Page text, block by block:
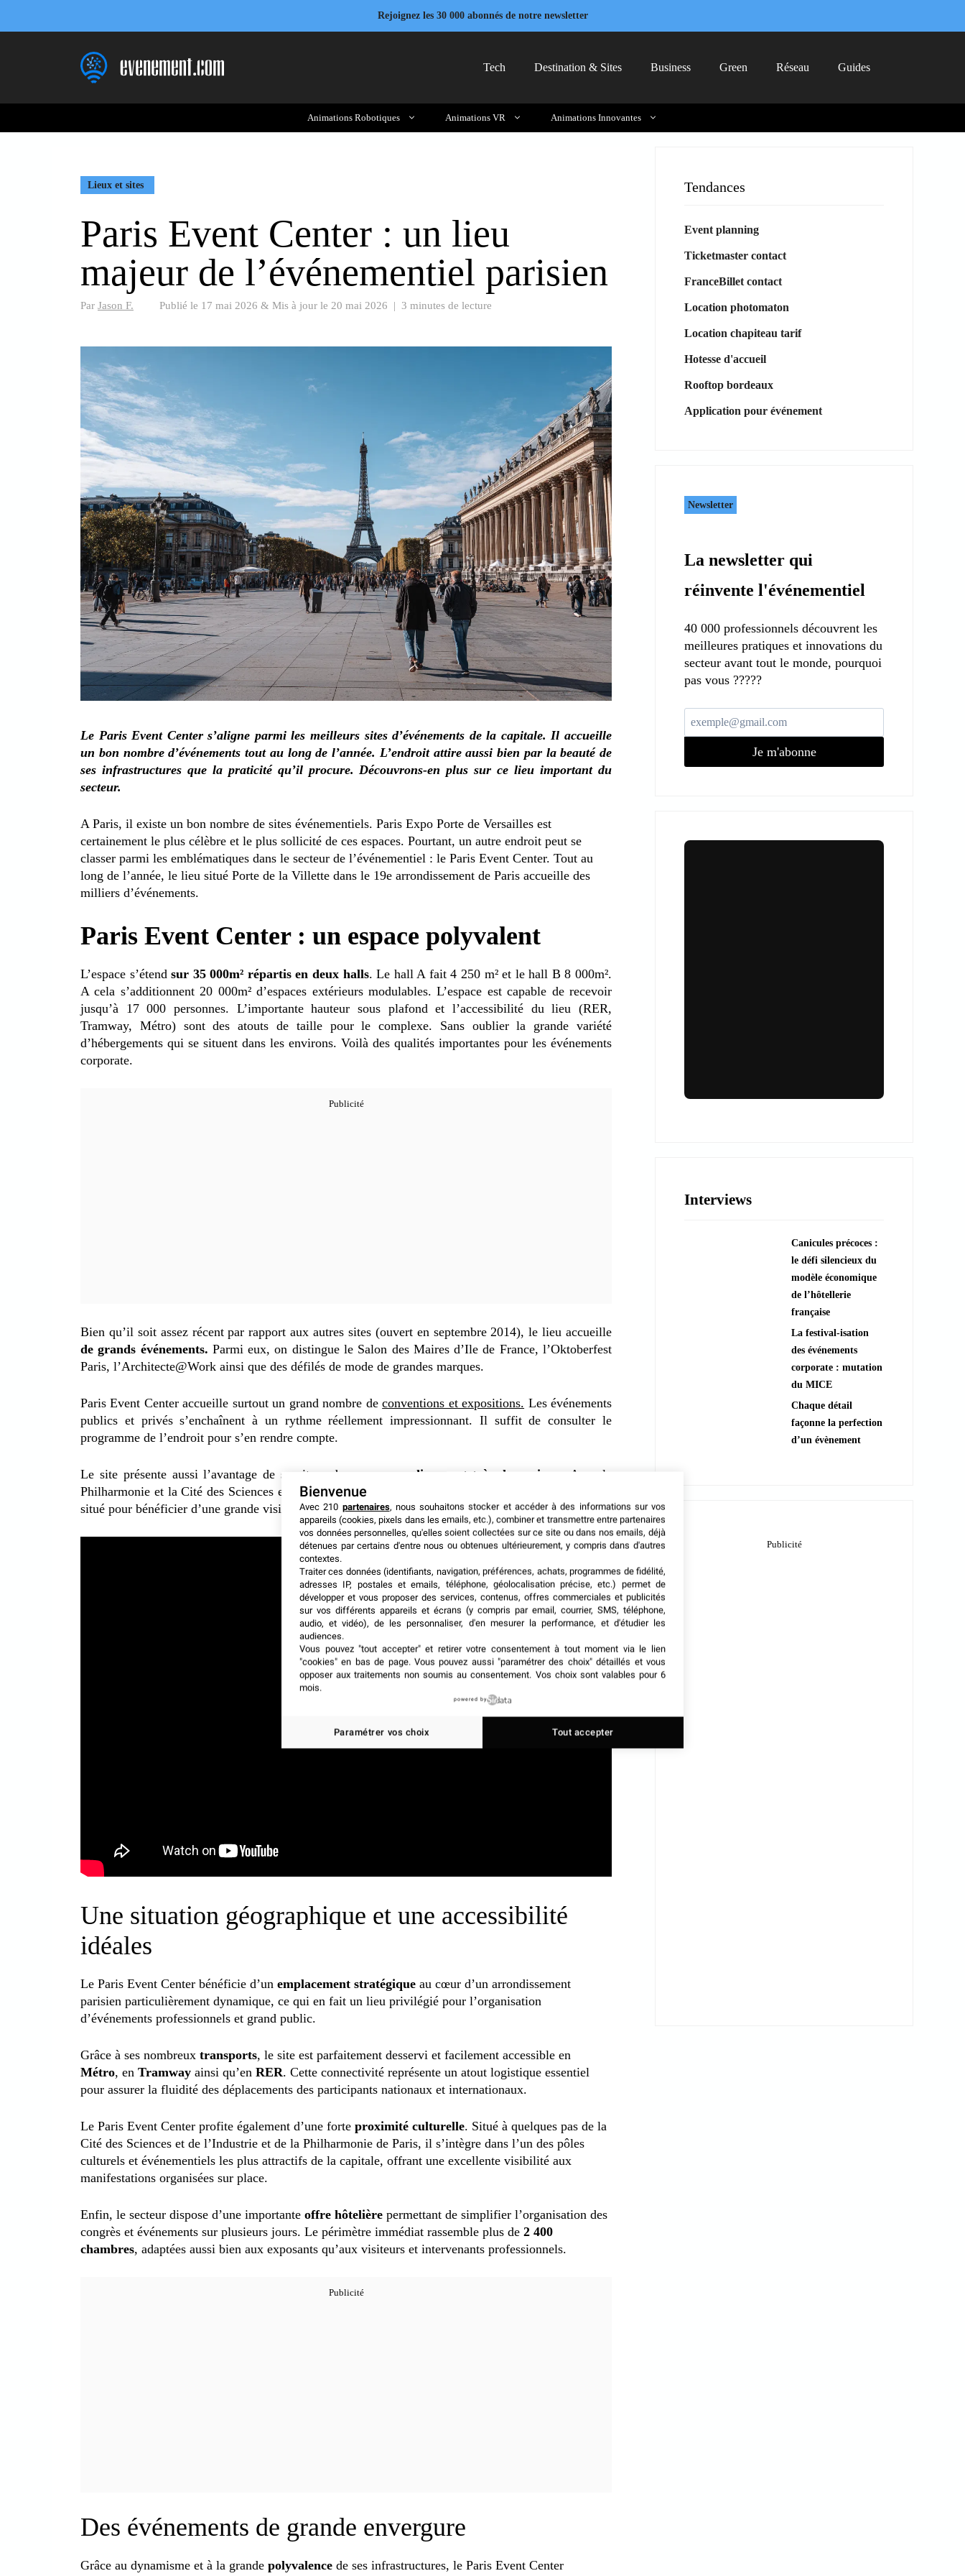
Rejoignez les 30 000 abonnés de notre newsletter
Tech Destination & Sites Business Green Réseau Guides
Animations Robotiques Animations VR Animations Innovantes
Lieux et sites
Paris Event Center : un lieu
majeur de l’événementiel parisien
Par Jason F. Publié le 17 mai 2026 & Mis à jour le 20 mai 2026 | 3 minutes de lecture
Le Paris Event Center s’aligne parmi les meilleurs sites d’événements de la capitale. Il accueille
un bon nombre d’événements tout au long de l’année. L’endroit attire aussi bien par la beauté de
ses infrastructures que la praticité qu’il procure. Découvrons-en plus sur ce lieu important du
secteur.
A Paris, il existe un bon nombre de sites événementiels. Paris Expo Porte de Versailles est
certainement le plus célèbre et le plus sollicité de ces espaces. Pourtant, un autre endroit peut se
classer parmi les emblématiques dans le secteur de l’événementiel : le Paris Event Center. Tout au
long de l’année, le lieu situé Porte de la Villette dans le 19e arrondissement de Paris accueille des
milliers d’événements.
Paris Event Center : un espace polyvalent
L’espace s’étendsur 35 000m² répartis en deux halls. Le hall A fait 4 250 m² et le hall B 8 000m².
A cela s’additionnent 20 000m² d’espaces extérieurs modulables. L’espace est capable de recevoir
jusqu’à 17 000 personnes. L’importante hauteur sous plafond et l’accessibilité du lieu (RER,
Tramway, Métro) sont des atouts de taille pour le complexe. Sans oublier la grande variété
d’hébergements qui se situent dans les environs. Voilà des qualités importantes pour les événements
corporate.
Bien qu’il soitassez récent par rapport aux autres sites (ouvert en septembre 2014), le lieu accueille
de grands événements. Parmi eux, on distingue le Salon des Maires d’Ile de France, l’Oktoberfest
Paris, l’Architecte@Work ainsi que des défilés de mode de grandes marques.
Paris Event Center accueille surtout un grand nombre deconventions et expositions. Les événements
publics et privés s’enchaînent à un rythme réellement impressionnant. Il suffit de consulter le
programme de l’endroit pour s’en rendre compte.
Le site présente aussi l’avantage de se situer dans un arrondissement très dynamique.
Avec la
Philharmonie et la Cité des Sciences et de l’Industrie à proximité, Paris Event Center est idéalement
situé pour bénéficier d’une grande visibilité.
Une situation géographique et une accessibilité
idéales
Le Paris Event Center bénéficie d’un emplacement stratégique au cœur d’un arrondissement
parisien particulièrement dynamique, ce qui en fait un lieu privilégié pour l’organisation
d’événements professionnels et grand public.
Grâce à ses nombreux transports, le site est parfaitement desservi et facilement accessible en
Métro, en Tramway ainsi qu’en RER. Cette connectivité représente un atout logistique essentiel
pour assurer la fluidité des déplacements des participants nationaux et internationaux.
Le Paris Event Center profite également d’une forte proximité culturelle. Situé à quelques pas de la
Cité des Sciences et de l’Industrie et de la Philharmonie de Paris, il s’intègre dans l’un des pôles
culturels et événementiels les plus attractifs de la capitale, offrant une excellente visibilité aux
manifestations organisées sur place.
Enfin, le secteur dispose d’une importante offre hôtelière permettant de simplifier l’organisation des
congrès et événements sur plusieurs jours. Le périmètre immédiat rassemble plus de 2 400
chambres, adaptées aussi bien aux exposants qu’aux visiteurs et intervenants professionnels.
Des événements de grande envergure
Grâce au dynamisme et à la grande polyvalence de ses infrastructures, le Paris Event Center
Tendances
Event planning
Ticketmaster contact
FranceBillet contact
Location photomaton
Location chapiteau tarif
Hotesse d'accueil
Rooftop bordeaux
Application pour événement
Newsletter
La newsletter qui
réinvente l'événementiel
40 000 professionnels découvrent les
meilleures pratiques et innovations du
secteur avant tout le monde, pourquoi
pas vous ?????
Je m'abonne
???? Explorer les animations
Interviews
Canicules précoces :
le défi silencieux du
modèle économique
de l’hôtellerie
française
La festival-isation
des événements
corporate : mutation
du MICE
Chaque détail
façonne la perfection
d’un évènement
Bienvenue
Avec 210 partenaires, nous souhaitons stocker et accéder à des informations sur vos
appareils (cookies, pixels dans les emails, etc.), combiner et transmettre entre partenaires
vos données personnelles, qu'elles soient collectées sur ce site ou dans nos emails, déjà
détenues par certains d'entre nous ou obtenues ultérieurement, y compris dans d'autres
contextes.
Traiter ces données (identifiants, navigation, préférences, achats, programmes de fidélité,
adresses IP, postales et emails, téléphone, géolocalisation précise, etc.) permet de
développer et vous proposer des services, contenus, offres commerciales et publicités
sur vos différents appareils et écrans (y compris par email, courrier, SMS, téléphone,
audio, et vidéo), de les personnaliser, d'en mesurer la performance, et d'étudier les
audiences.
Vous pouvez "tout accepter" et retirer votre consentement à tout moment via le lien
"cookies" en bas de page. Vous pouvez aussi "paramétrer des choix" détaillés et vous
opposer aux traitements non soumis au consentement. Vos choix sont valables pour 6
mois.
powered by
Paramétrer vos choix Tout accepter